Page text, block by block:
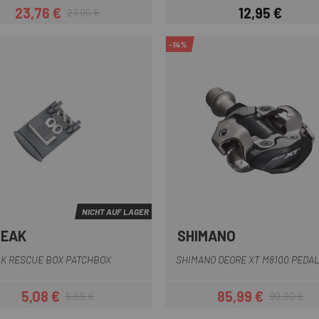
Preis
23,76 €Regulärer Preis
27,95 €
Preis
12,95 €
NICHT AUF LAGER
RESCUE BOX PATCHBOX
Preis
5,08 €Regulärer Preis
5,65 €
-14%
SHIMANO
SHIMANO DEORE XT M8100 PEDAL
Preis
85,99 €Regulärer
99,99 €